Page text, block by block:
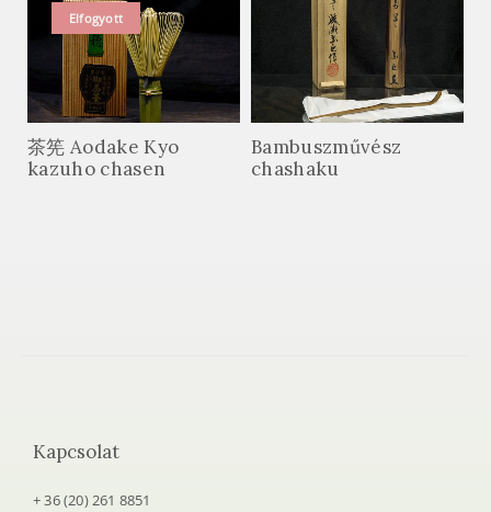
Elfogyott
茶筅 Aodake Kyo
kazuho chasen
Bambuszművész
chashaku
Kapcsolat
+ 36 (20) 261 8851